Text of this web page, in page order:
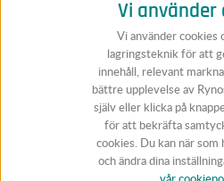
Följ
Vi använder
Vi använder cookies
lagringsteknik för att
innehåll, relevant
bättre upplevelse av
själv eller klicka på
för att bekräfta
cookies. Du kan när
och ändra dina